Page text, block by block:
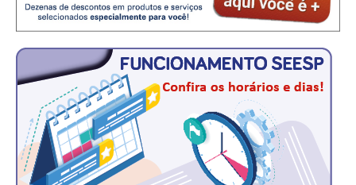
LEI 4.950-A/1966 – PISO SALARIAL
LEI 6.496/1977 – ART
RES 1.002/2002 – CÓDIGO DE ÉTICA
HOMOLOGAÇÕES
PISO SALARIAL